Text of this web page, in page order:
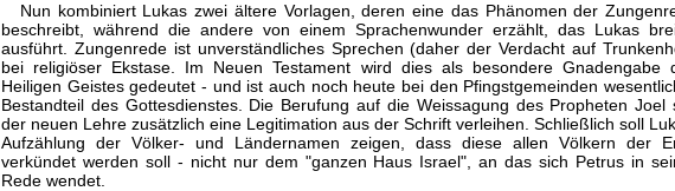
Nun kombiniert Lukas zwei ältere Vorlagen, deren eine das Phänomen der
beschreibt, während die andere von einem Sprachenwunder erzählt, das Lukas
ausführt. Zungenrede ist unverständliches Sprechen (daher der Verdacht auf
bei religiöser Ekstase. Im Neuen Testament wird dies als besondere Gnadengabe
Heiligen Geistes gedeutet - und ist auch noch heute bei den Pfingstgemeinden
Bestandteil des Gottesdienstes. Die Berufung auf die Weissagung des Propheten Joel
der neuen Lehre zusätzlich eine Legitimation aus der Schrift verleihen. Schließlich soll
Aufzählung der Völker- und Ländernamen zeigen, dass diese allen Völkern der
verkündet werden soll - nicht nur dem "ganzen Haus Israel", an das sich Petrus in
Rede wendet.